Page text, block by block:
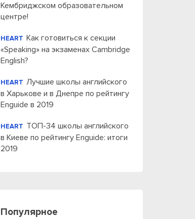
Кембриджском образовательном
центре!
HEART Как готовиться к секции
«Speaking» на экзаменах Cambridge
English?
HEART Лучшие школы английского
в Харькове и в Днепре по рейтингу
Enguide в 2019
HEART ТОП-34 школы английского
в Киеве по рейтингу Enguide: итоги
2019
Популярное